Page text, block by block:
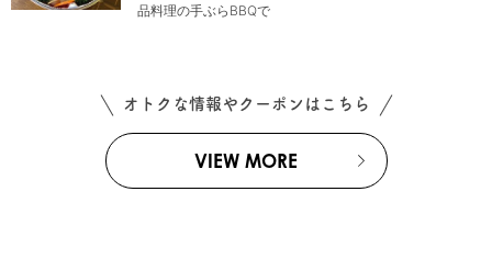
品料理の手ぶらBBQで
オトクな情報やクーポンはこちら
VIEW MORE